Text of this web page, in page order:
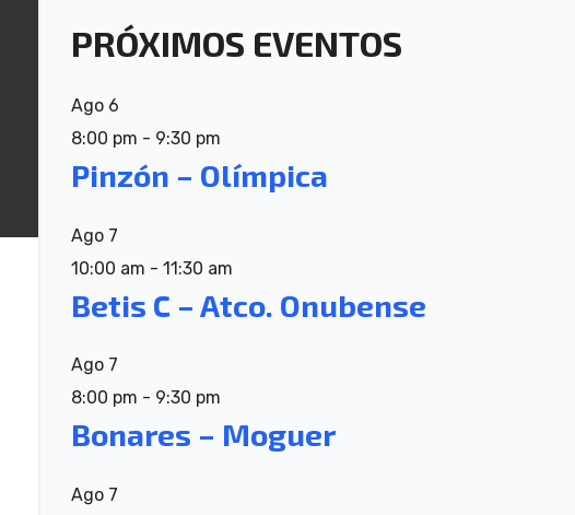
PRÓXIMOS EVENTOS
Ago 6
8:00 pm - 9:30 pm
Pinzón – Olímpica
Ago 7
10:00 am - 11:30 am
Betis C – Atco. Onubense
Ago 7
8:00 pm - 9:30 pm
Bonares – Moguer
Ago 7